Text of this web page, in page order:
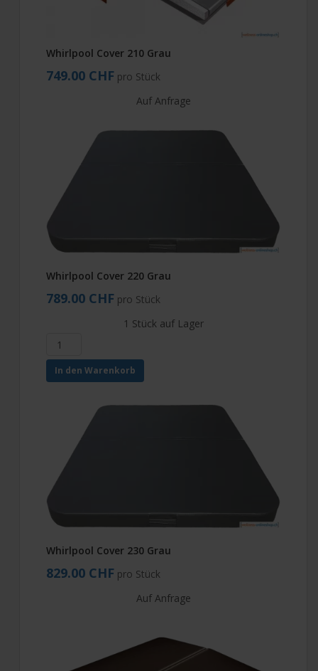
Whirlpool Cover 210 Grau
749.00 CHF pro Stück
Auf Anfrage
Whirlpool Cover 220 Grau
789.00 CHF pro Stück
1 Stück auf Lager
In den Warenkorb
Whirlpool Cover 230 Grau
829.00 CHF pro Stück
Auf Anfrage